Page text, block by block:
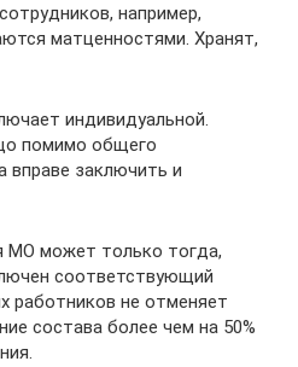
например,
матценностями. Хранят,
индивидуальной.
помимо общего
вправе заключить и
МО может только тогда,
соответствующий
работников не отменяет
состава более чем на 50%